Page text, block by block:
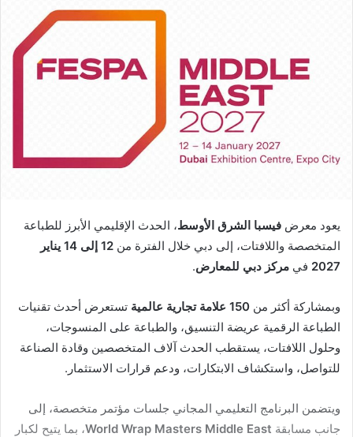
يعود معرض فيسبا الشرق الأوسط، الحدث الإقليمي الأبرز للطباعة
المتخصصة واللافتات، إلى دبي خلال الفترة من
12 إلى 14 يناير
2027 في مركز دبي للمعارض.
وبمشاركة أكثر من 150 علامة تجارية عالمية
تستعرض أحدث تقنيات
الطباعة الرقمية عريضة التنسيق، والطباعة على المنسوجات،
وحلول اللافتات، يستقطب الحدث آلاف المتخصصين وقادة الصناعة
للتواصل، واستكشاف الابتكارات، ودعم قرارات الاستثمار.
ويتضمن البرنامج التعليمي المجاني جلسات مؤتمر متخصصة، إلى
جانب مسابقة World Wrap Masters Middle East، بما يتيح لكبار